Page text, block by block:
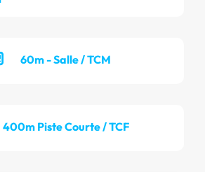
60m - Salle / TCM
400m Piste Courte / TCF